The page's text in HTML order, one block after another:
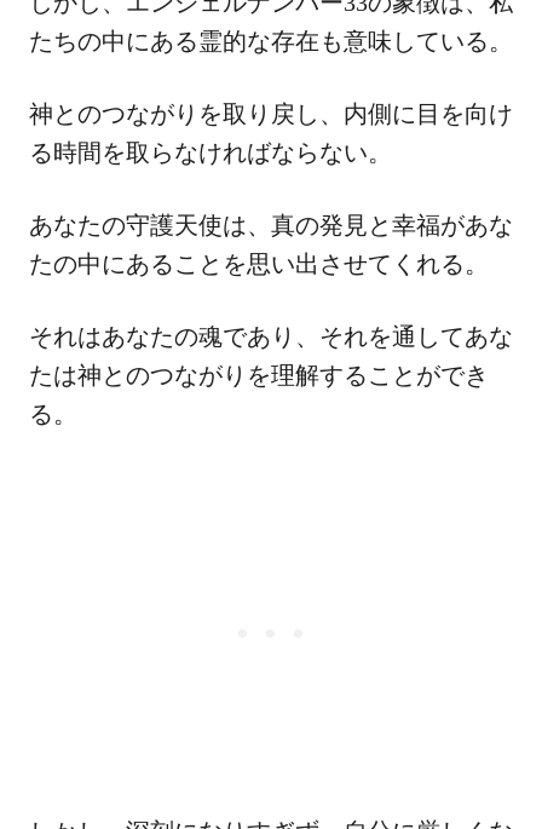
たちの中にある霊的な存在も意味している。
神とのつながりを取り戻し、内側に目を向け
る時間を取らなければならない。
あなたの守護天使は、真の発見と幸福があな
たの中にあることを思い出させてくれる。
それはあなたの魂であり、それを通してあな
たは神とのつながりを理解することができ
る。